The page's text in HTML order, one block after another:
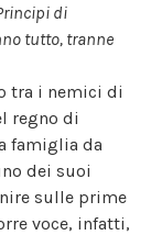
di
tutto, tranne
tra i nemici di
regno di
famiglia da
dei suoi
sulle prime
voce, infatti,